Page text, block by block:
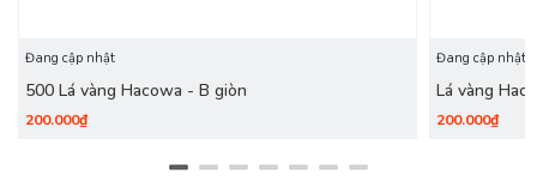
Đang cập nhật
500 Lá vàng Hacowa - B giòn
200.000₫
Đang cập nhật
Lá vàng
200.000₫